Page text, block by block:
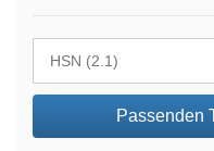
Passenden